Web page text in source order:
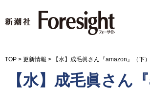
TOP > 更新情報 > 【水】成毛眞さん『amazon』（下
【水】成毛眞さん